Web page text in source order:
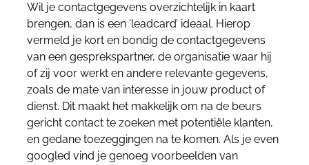
Wil je contactgegevens overzichtelijk in kaart
brengen, dan is een ‘leadcard’ ideaal. Hierop
vermeld je kort en bondig de contactgegevens
van een gesprekspartner, de organisatie waar hij
of zij voor werkt en andere relevante gegevens,
zoals de mate van interesse in jouw product of
dienst. Dit maakt het makkelijk om na de beurs
gericht contact te zoeken met potentiële klanten,
en gedane toezeggingen na te komen. Als je even
googled vind je genoeg voorbeelden van